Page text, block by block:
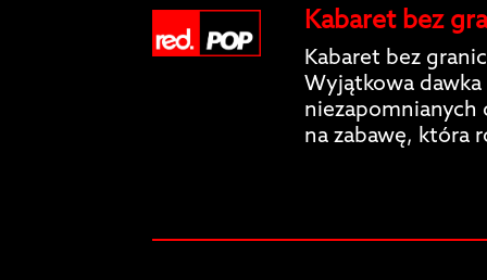
Kabaret bez
Kabaret bez
Wyjątkowa
na zabawę, która